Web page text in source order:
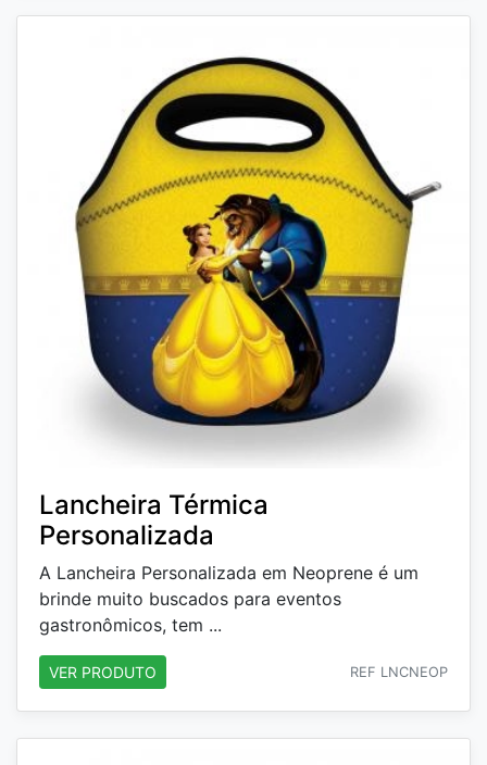
Lancheira Térmica
Personalizada
A Lancheira Personalizada em Neoprene é um
brinde muito buscados para eventos
gastronômicos, tem ...
VER PRODUTO REF LNCNEOP